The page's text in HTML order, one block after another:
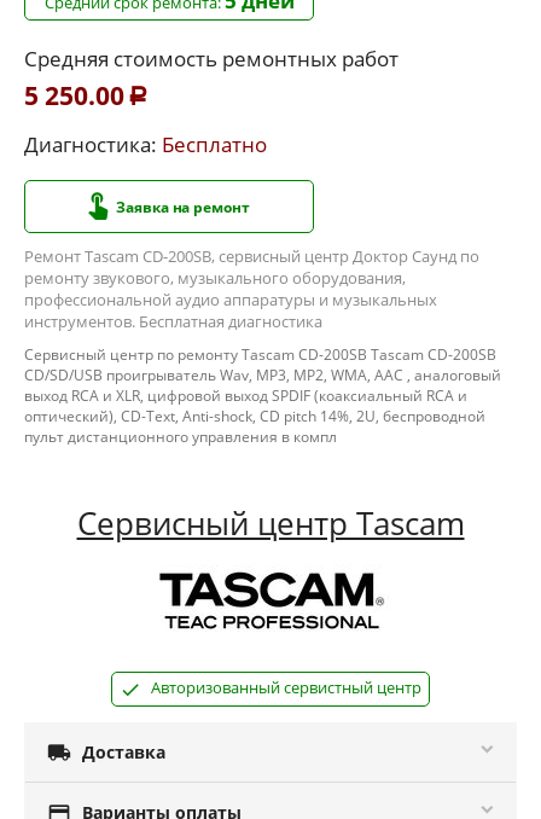
Средняя стоимость ремонтных работ
5 250.00 Р
Диагностика: Бесплатно
Заявка на ремонт
Ремонт Tascam CD-200SB, сервисный центр Доктор Саунд по
ремонту звукового, музыкального оборудования,
профессиональной аудио аппаратуры и музыкальных
инструментов. Бесплатная диагностика
Сервисный центр по ремонту Tascam CD-200SB Tascam CD-200SB
CD/SD/USB проигрыватель Wav, MP3, MP2, WMA, AAC , аналоговый
выход RCA и XLR, цифровой выход SPDIF (коаксиальный RCA и
оптический), CD-Text, Anti-shock, CD pitch 14%, 2U, беспроводной
пульт дистанционного управления в компл
Сервисный центр Tascam
Авторизованный сервистный центр
 Доставка
 Варианты оплаты